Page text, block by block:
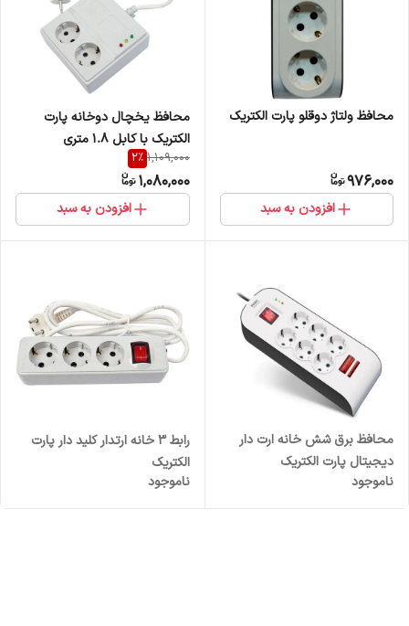
محافظ ولتاژ دوقلو پارت الکتریک
976,000
افزودن به سبد
محافظ یخچال دوخانه پارت
الکتریک با کابل 1.8 متری
1,109,000
2%
1,080,000
افزودن به سبد
محافظ برق شش خانه ارت دار
دیجیتال پارت الکتریک
ناموجود
رابط 3 خانه ارتدار کلید دار پارت
الکتریک
ناموجود